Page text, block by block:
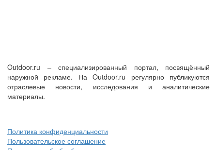
Outdoor.ru – специализированный портал, посвящённый
наружной рекламе. На Outdoor.ru регулярно публикуются
отраслевые новости, исследования и аналитические
материалы.
Политика конфиденциальности
Пользовательское соглашение